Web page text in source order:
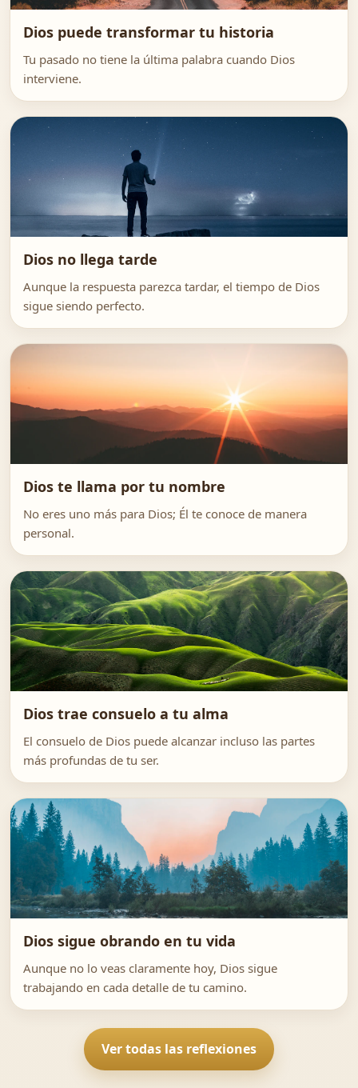
Dios puede transformar tu historia
Tu pasado no tiene la última palabra cuando Dios
interviene.
Dios no llega tarde
Aunque la respuesta parezca tardar, el tiempo de Dios
sigue siendo perfecto.
Dios te llama por tu nombre
No eres uno más para Dios; Él te conoce de manera
personal.
Dios trae consuelo a tu alma
El consuelo de Dios puede alcanzar incluso las partes
más profundas de tu ser.
Dios sigue obrando en tu vida
Aunque no lo veas claramente hoy, Dios sigue
trabajando en cada detalle de tu camino.
Ver todas las reflexiones